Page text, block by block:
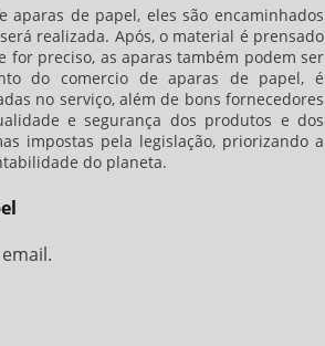
aparas de papel, eles são encaminhados
realizada. Após, o material é prensado
for preciso, as aparas também podem ser
do comercio de aparas de papel, é
no serviço, além de bons fornecedores
e segurança dos produtos e dos
impostas pela legislação, priorizando a
do planeta.